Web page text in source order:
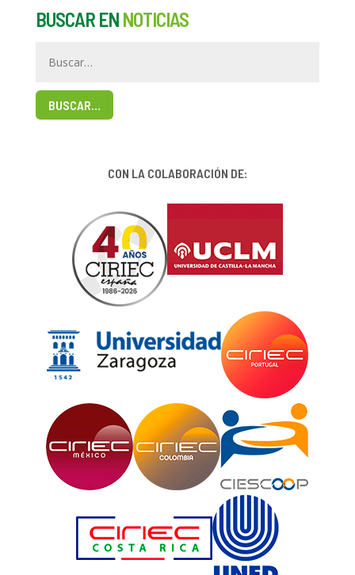
BUSCAR EN NOTICIAS
BUSCAR…
CON LA COLABORACIÓN DE: